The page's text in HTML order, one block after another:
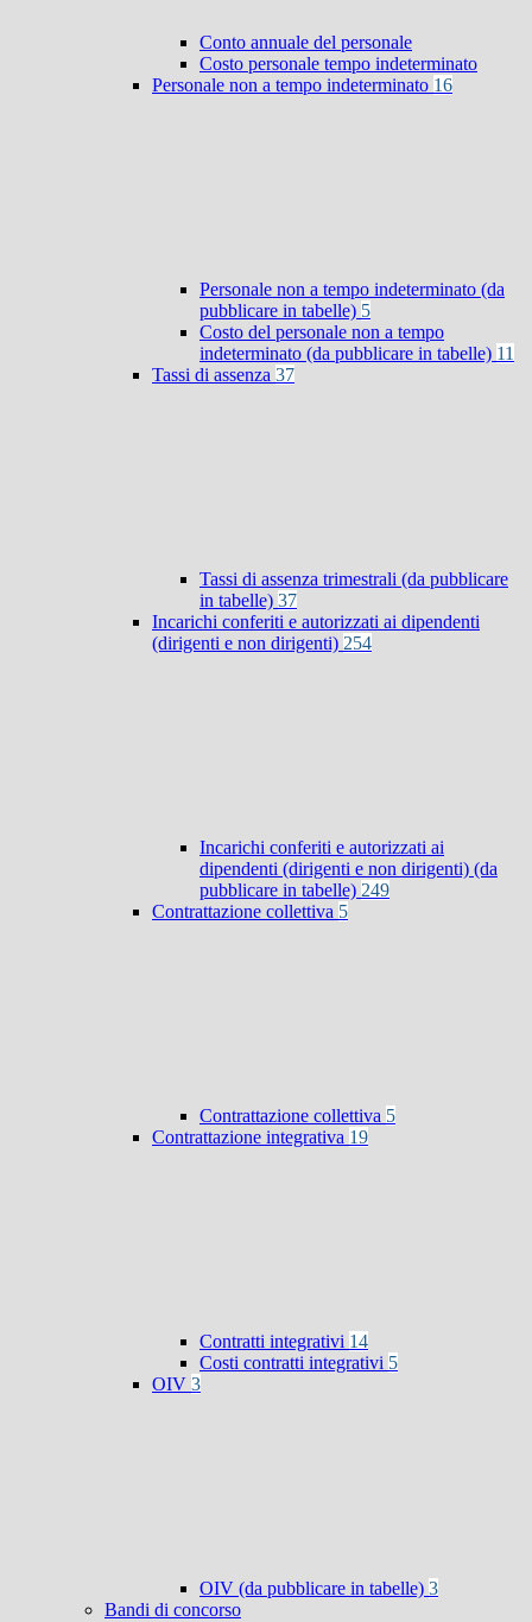
Conto annuale del personale
Costo personale tempo indeterminato
Personale non a tempo indeterminato 16
Personale non a tempo indeterminato (da
pubblicare in tabelle) 5
Costo del personale non a tempo
indeterminato (da pubblicare in tabelle) 11
Tassi di assenza 37
Tassi di assenza trimestrali (da pubblicare
in tabelle) 37
Incarichi conferiti e autorizzati ai dipendenti
(dirigenti e non dirigenti) 254
Incarichi conferiti e autorizzati ai
dipendenti (dirigenti e non dirigenti) (da
pubblicare in tabelle) 249
Contrattazione collettiva 5
Contrattazione collettiva 5
Contrattazione integrativa 19
Contratti integrativi 14
Costi contratti integrativi 5
OIV 3
OIV (da pubblicare in tabelle) 3
Bandi di concorso